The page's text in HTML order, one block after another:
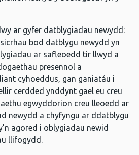
ar gyfer datblygiadau newydd:
bod datblygu newydd yn
ar safleoedd tir llwyd a
presennol a
cyhoeddus, gan ganiatáu i
cerdded ynddynt gael eu creu
egwyddorion creu lleoedd ar
newydd a chyfyngu ar ddatblygu
agored i oblygiadau newid
llifogydd.